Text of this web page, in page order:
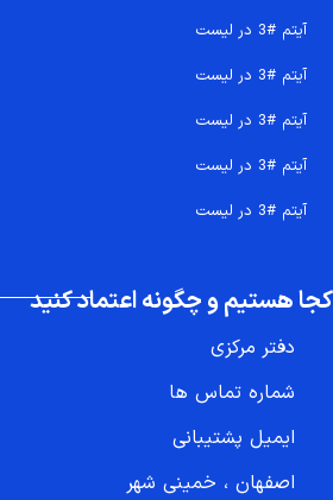
آیتم #3 در لیست
آیتم #3 در لیست
آیتم #3 در لیست
آیتم #3 در لیست
آیتم #3 در لیست
کجا هستیم و چگونه اعتماد کنید
دفتر مرکزی
شماره تماس ها
ایمیل پشتیبانی
اصفهان ، خمینی شهر